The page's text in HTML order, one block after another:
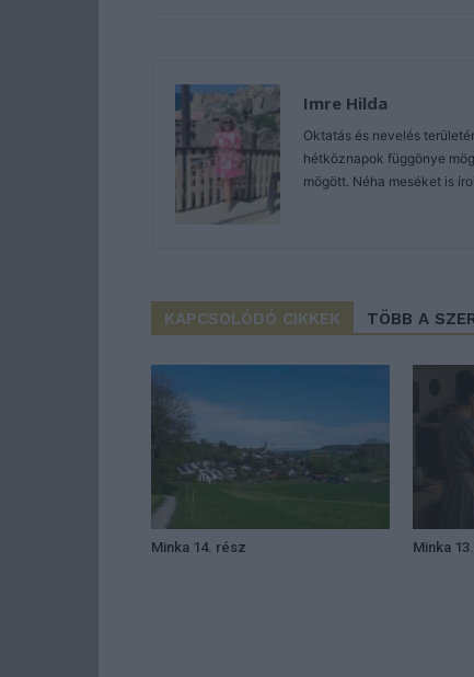
Imre Hilda
Oktatás és nevelés
hétköznapok függönye
mögött. Néha meséket is
KAPCSOLÓDÓ CIKKEK TÖBB A
Minka 14. rész Minka